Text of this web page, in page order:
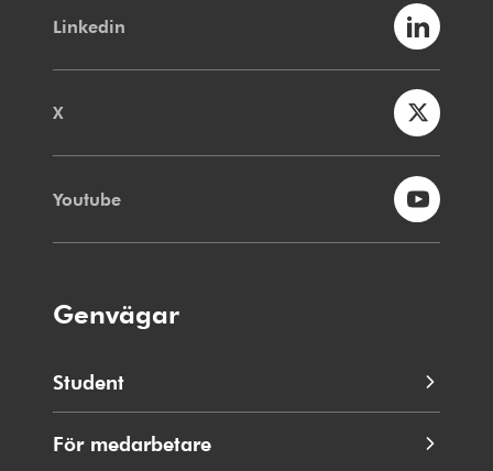
Linkedin
X
Youtube
Genvägar
Student
För medarbetare